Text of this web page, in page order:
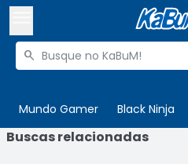
Buscar produtos

Mundo Gamer Black Ninja

Buscas relacionadas